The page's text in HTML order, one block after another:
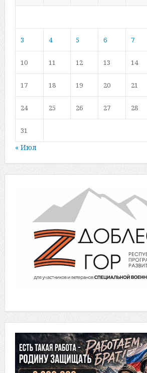
3 4 5 6 7
10 11 12 13 14
17 18 19 20 21
24 25 26 27 28
31
« Июл